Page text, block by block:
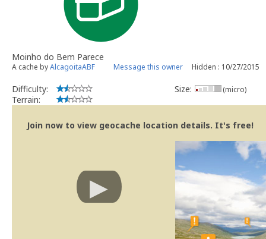
Moinho do Bem Parece
A cache byAlcagoitaABF Message this owner Hidden : 10/27/2015
Difficulty:
Terrain:
Size: (micro)
Join now to view geocache location details. It's free!